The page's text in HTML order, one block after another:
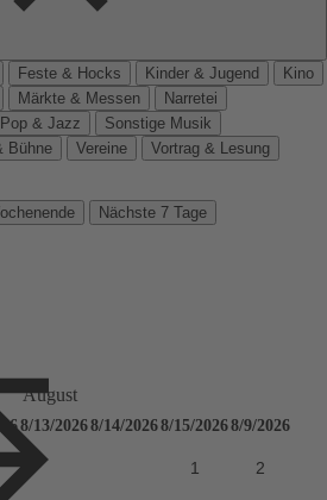
Feste & Hocks Kinder & Jugend
Kino
Märkte & Messen
Narretei
& Jazz
Sonstige Musik
Bühne Vereine
Vortrag & Lesung
Nächste 7 Tage